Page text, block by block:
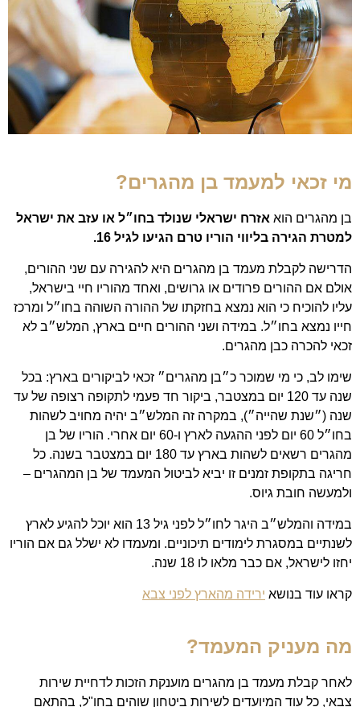
מי זכאי למעמד בן מהגרים?
בן מהגרים הוא אזרח ישראלי שנולד בחו״ל או עזב את ישראל
למטרת הגירה בליווי הוריו טרם הגיעו לגיל 16.
הדרישה לקבלת מעמד בן מהגרים היא להגירה עם שני ההורים,
אולם אם ההורים פרודים או גרושים, ואחד מהוריו חיי בישראל,
עליו להוכיח כי הוא נמצא בחזקתו של ההורה השוהה בחו״ל ומרכז
חייו נמצא בחו״ל. במידה ושני ההורים חיים בארץ, המלש״ב לא
זכאי להכרה כבן מהגרים.
שימו לב, כי מי שמוכר כ״בן מהגרים״ זכאי לביקורים בארץ: בכל
שנה עד 120 יום במצטבר, ביקור חד פעמי לתקופה רצופה של עד
שנה (״שנת שהייה״), במקרה זה המלש״ב יהיה מחויב לשהות
בחו״ל 60 יום לפני ההגעה לארץ ו-60 יום אחרי. הוריו של בן
מהגרים רשאים לשהות בארץ עד 180 יום במצטבר בשנה. כל
חריגה בתקופת זמנים זו יביא לביטול המעמד של בן המהגרים –
ולמעשה חובת גיוס.
במידה והמלש״ב היגר לחו״ל לפני גיל 13 הוא יוכל להגיע לארץ
לשנתיים במסגרת לימודים תיכוניים. ומעמדו לא ישלל גם אם הוריו
יחזו לישראל, אם כבר מלאו לו 18 שנה.
קראו עוד בנושא ירידה מהארץ לפני צבא
מה מעניק המעמד?
לאחר קבלת מעמד בן מהגרים מוענקת הזכות לדחיית שירות
צבאי, כל עוד המיועדים לשירות ביטחון שוהים בחו"ל, בהתאם